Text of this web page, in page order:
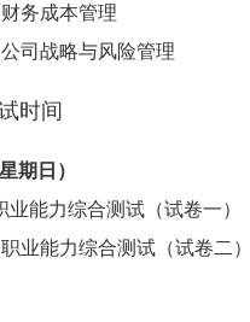
务成本管理
司战略与风险管理
时间
期日）
业能力综合测试（试卷一）
业能力综合测试（试卷二）